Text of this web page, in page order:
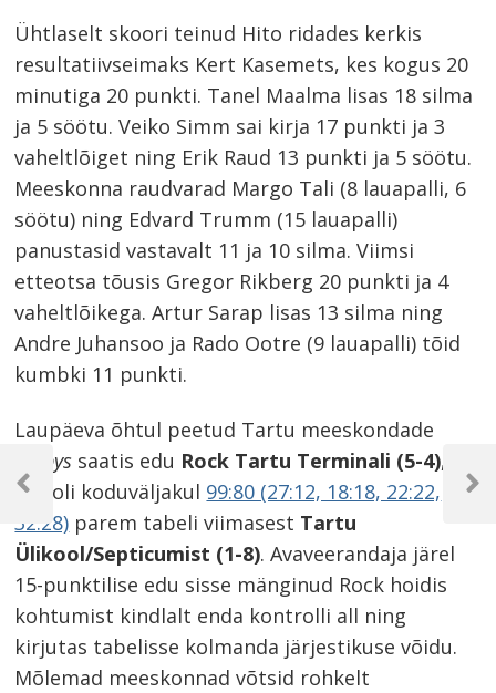
Ühtlaselt skoori teinud Hito ridades kerkis
resultatiivseimaks Kert Kasemets, kes kogus 20
minutiga 20 punkti. Tanel Maalma lisas 18 silma
ja 5 söötu. Veiko Simm sai kirja 17 punkti ja 3
vaheltlõiget ning Erik Raud 13 punkti ja 5 söötu.
Meeskonna raudvarad Margo Tali (8 lauapalli, 6
söötu) ning Edvard Trumm (15 lauapalli)
panustasid vastavalt 11 ja 10 silma. Viimsi
etteotsa tõusis Gregor Rikberg 20 punkti ja 4
vaheltlõikega. Artur Sarap lisas 13 silma ning
Andre Juhansoo ja Rado Ootre (9 lauapalli) tõid
kumbki 11 punkti.
Laupäeva õhtul peetud Tartu meeskondade
derbys saatis edu Rock Tartu Terminali (5-4),
kes oli koduväljakul 99:80 (27:12, 18:18, 22:22,
32:28) parem tabeli viimasest Tartu
Ülikool/Septicumist (1-8). Avaveerandaja järel
15-punktilise edu sisse mänginud Rock hoidis
kohtumist kindlalt enda kontrolli all ning
kirjutas tabelisse kolmanda järjestikuse võidu.
Mõlemad meeskonnad võtsid rohkelt
Navigeerimine
Previous
Next